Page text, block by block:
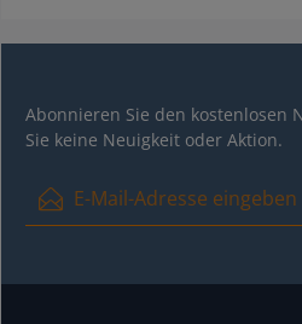
Abonnieren Sie den kostenlosen
Sie keine Neuigkeit oder Aktion.
E-Mail-Adresse*